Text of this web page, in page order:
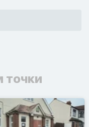
точки